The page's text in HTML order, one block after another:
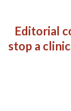
Editorial
stop a